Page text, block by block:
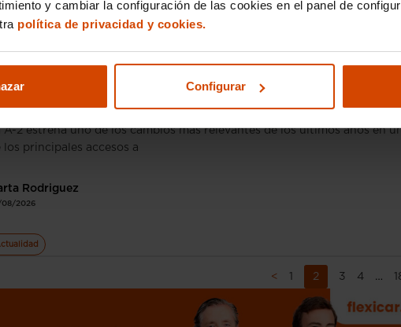
y cambiar la configuración de las cookies en el panel de
política de privacidad y cookies.
Configurar
Rodriguez
08/2026
Bus-VAO A-2: horarios, accesos y vehículos
A-2 estrena uno de los cambios más relevantes de los últimos años en
los principales accesos a
Rodriguez
08/2026
< 1 2 3 4 …